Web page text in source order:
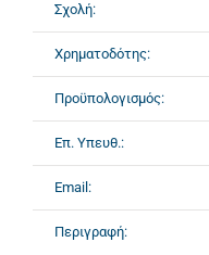
Σχολή:
Χρηματοδότης:
Προϋπολογισμός:
Επ. Υπευθ.:
Email:
Περιγραφή: